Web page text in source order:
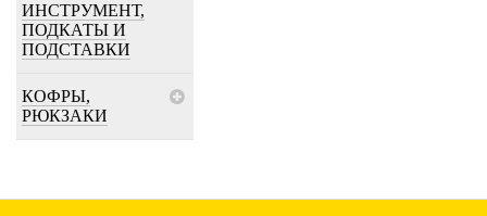
ИНСТРУМЕНТ,
ПОДКАТЫ И
ПОДСТАВКИ
КОФРЫ,
РЮКЗАКИ